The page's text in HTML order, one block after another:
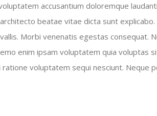
accusantium doloremque
beatae vitae dicta sunt
Morbi venenatis egestas consequat.
enim ipsam voluptatem quia voluptas
voluptatem sequi nesciunt. Neque